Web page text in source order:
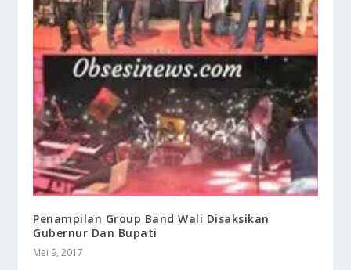
Penampilan Group Band Wali Disaksikan
Gubernur Dan Bupati
Mei 9, 2017